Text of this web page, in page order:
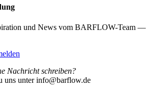
und News vom BARFLOW-Team —
Nachricht schreiben?
uns unter info@barflow.de